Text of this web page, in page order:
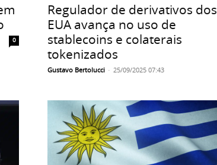
0
Regulador de derivativos dos
EUA avança no uso de
stablecoins e colaterais
tokenizados
Gustavo Bertolucci - 25/09/2025 07:43